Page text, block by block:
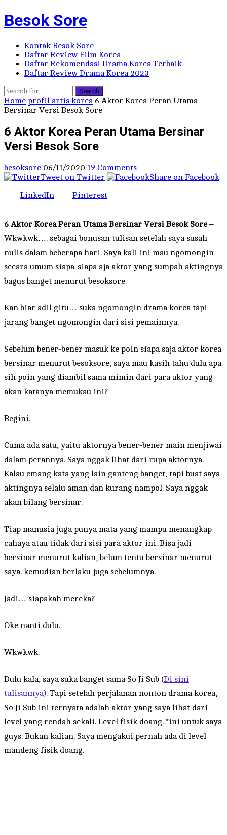
Besok Sore
Kontak Besok Sore
Daftar Review Film Korea
Daftar Rekomendasi Drama Korea Terbaik
Daftar Review Drama Korea 2023
Search
Home profil artis korea 6 Aktor Korea Peran Utama
Bersinar Versi Besok Sore
6 Aktor Korea Peran Utama Bersinar
Versi Besok Sore
besoksore 06/11/2020 19 Comments
Tweet on Twitter
Share on Facebook
LinkedIn
Pinterest
6 Aktor Korea Peran Utama Bersinar Versi Besok Sore –
Wkwkwk…. sebagai bonusan tulisan setelah saya susah
nulis dalam beberapa hari. Saya kali ini mau ngomongin
secara umum siapa-siapa aja aktor yang sumpah aktingnya
bagus banget menurut besoksore.
Kan biar adil gitu… suka ngomongin drama korea tapi
jarang banget ngomongin dari sisi pemainnya.
Sebelum bener-bener masuk ke poin siapa saja aktor korea
bersinar menurut besoksore, saya mau kasih tahu dulu apa
sih poin yang diambil sama mimin dari para aktor yang
akan katanya memukau ini?
Begini.
Cuma ada satu, yaitu aktornya bener-bener main menjiwai
dalam perannya. Saya nggak lihat dari rupa aktornya.
Kalau emang kata yang lain ganteng banget, tapi buat saya
aktingnya selalu aman dan kurang nampol. Saya nggak
akan bilang bersinar.
Tiap manusia juga punya mata yang mampu menangkap
cahaya atau tidak dari sisi para aktor ini. Bisa jadi
bersinar menurut kalian, belum tentu bersinar menurut
saya. kemudian berlaku juga sebelumnya.
Jadi… siapakah mereka?
Oke nanti dulu.
Wkwkwk.
Dulu kala, saya suka banget sama So Ji Sub (Di sini
tulisannya). Tapi setelah perjalanan nonton drama korea,
So Ji Sub ini ternyata adalah aktor yang saya lihat dari
level yang rendah sekali. Level fisik doang. *ini untuk saya
guys. Bukan kalian. Saya mengakui pernah ada di level
mandeng fisik doang.